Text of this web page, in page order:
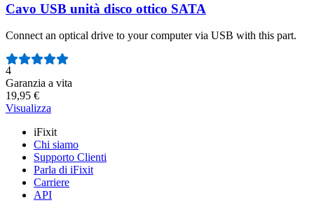
Cavo USB unità disco ottico SATA
Connect an optical drive to your computer via USB with this part.
Numero di recensioni:
4
Garanzia a vita
19,95 €
Visualizza
iFixit
Chi siamo
Supporto Clienti
Parla di iFixit
Carriere
API